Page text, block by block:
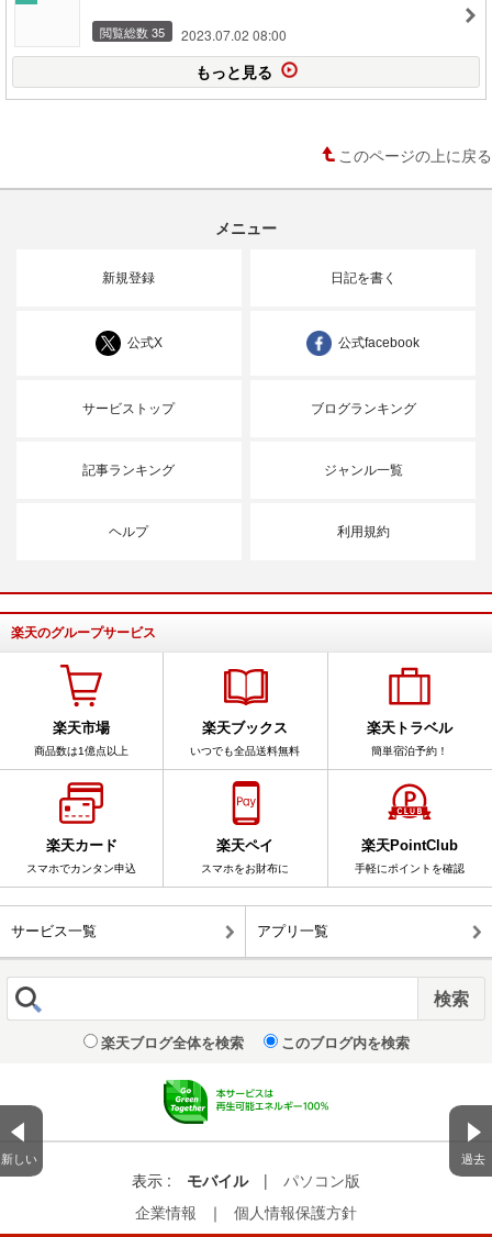
新しい 過去
閲覧総数 35 2023.07.02 08:00
もっと見る
このページの上に戻る
メニュー
新規登録 日記を書く
公式X 公式facebook
サービストップ ブログランキング
記事ランキング ジャンル一覧
ヘルプ 利用規約
楽天のグループサービス
楽天市場
商品数は1億点以上
楽天ブックス
いつでも全品送料無料
楽天トラベル
簡単宿泊予約！
楽天カード
スマホでカンタン申込
楽天ペイ
スマホをお財布に
楽天PointClub
手軽にポイントを確認
サービス一覧 アプリ一覧
楽天ブログ全体を検索 このブログ内を検索
表示 : モバイル |
パソコン版
企業情報
｜ 個人情報保護方針